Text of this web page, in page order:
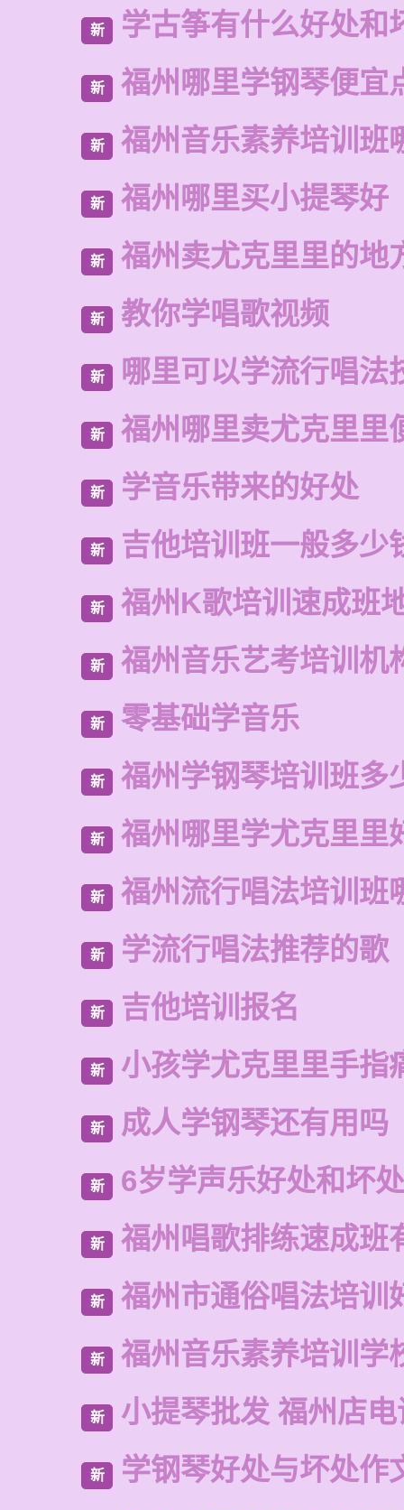
新 学古筝有什么好处和
新 福州哪里学钢琴便宜
新 福州音乐素养培训班
新 福州哪里买小提琴好
新 福州卖尤克里里的地
新 教你学唱歌视频
新 哪里可以学流行唱法
新 福州哪里卖尤克里里
新 学音乐带来的好处
新 吉他培训班一般多少
新 福州K歌培训速成班
新 福州音乐艺考培训机
新 零基础学音乐
新 福州学钢琴培训班多
新 福州哪里学尤克里里
新 福州流行唱法培训班
新 学流行唱法推荐的歌
新 吉他培训报名
新 小孩学尤克里里手指
新 成人学钢琴还有用吗
新 6岁学声乐好处和坏处
新 福州唱歌排练速成班
新 福州市通俗唱法培训
新 福州音乐素养培训学
新 小提琴批发 福州店
新 学钢琴好处与坏处作